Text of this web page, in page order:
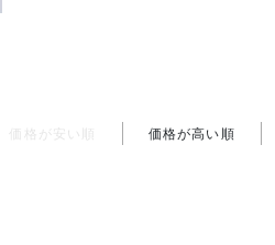
価格が安い順 価格が高い順